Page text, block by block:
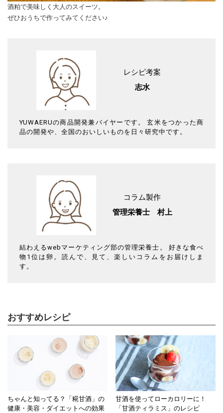
酒粕で美味しく大人のスイーツ。
ぜひおうちで作ってみてください♪
レシピ考案
志水
YUWAERUの商品開発兼バイヤーです。 玄米をつかった商
品の開発や、全国のおいしいものを日々研究中です。
コラム製作
管理栄養士 村上
結わえるwebマーケティング部の管理栄養士。 好きな食べ
物1位は卵。読んで、見て、楽しいコラムをお届けしま
す。
おすすめレシピ
ちゃんと知ってる？「糀甘酒」の
健康・美容・ダイエットへの効果
甘酒を使ってローカロリーに！
「甘酒ティラミス」のレシピ